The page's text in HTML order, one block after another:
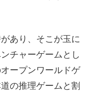
あり、そこが玉に
チャーゲームとし
ープンワールドゲ
の推理ゲームと割